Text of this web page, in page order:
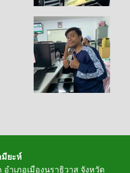
มียะห์
ำเภอเมืองนราธิวาส จังหวัด